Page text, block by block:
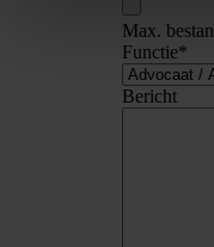
Max.
Functie*
Bericht